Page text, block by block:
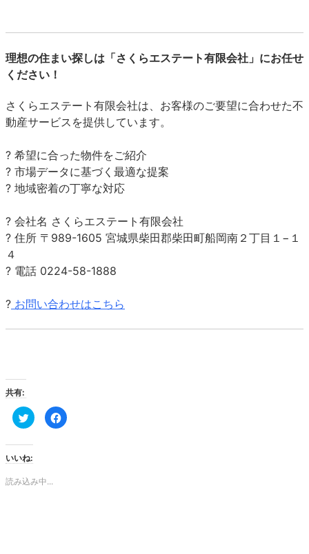
理想の住まい探しは「さくらエステート有限会社」にお任せ
ください！
さくらエステート有限会社は、お客様のご要望に合わせた不
動産サービスを提供しています。
? 希望に合った物件をご紹介
? 市場データに基づく最適な提案
? 地域密着の丁寧な対応
? 会社名 さくらエステート有限会社
? 住所 〒989-1605 宮城県柴田郡柴田町船岡南２丁目１−１
４
? 電話 0224-58-1888
? お問い合わせはこちら
共有:
ク
リ
し
て
Twitter
共
有
Facebook
で
いいね:
読み込み中...